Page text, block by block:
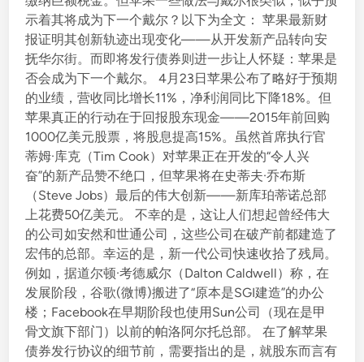
i
n
示着其将成为下一个戴尔？以下为全文： 苹果最新财
报证明其创新轨迹出现变化——从开发新产品转向安
抚华尔街。而即将发行债券则进一步让人怀疑：苹果是
否会成为下一个戴尔。 4月23日苹果公布了略好于预期
的业绩，营收同比增长11%，净利润同比下降18%。但
苹果真正的行动在于回报股东现金——2015年前回购
1000亿美元股票，将股息提高15%。虽然首席执行官
蒂姆·库克（Tim Cook）对苹果正在开发的“令人兴
奋”的新产品赞不绝口，但苹果将在史蒂夫·乔布斯
（Steve Jobs）最后的伟大创新——新库珀蒂诺总部
上花费50亿美元。 不幸的是，这让人们想起曾经伟大
的公司如安然和世通公司，这些公司在破产前都建造了
宏伟的总部。幸运的是，新一代公司快速收拾了残局。
例如，据道尔顿·考德威尔（Dalton Caldwell）称，在
发展阶段，谷歌(微博)搬进了“原本是SGI建造”的办公
楼；Facebook在早期阶段也使用Sun公司（现在是甲
骨文旗下部门）以前的帕洛阿尔托总部。 在了解苹果
债券发行协议的细节前，需要指出的是，就股东而言有